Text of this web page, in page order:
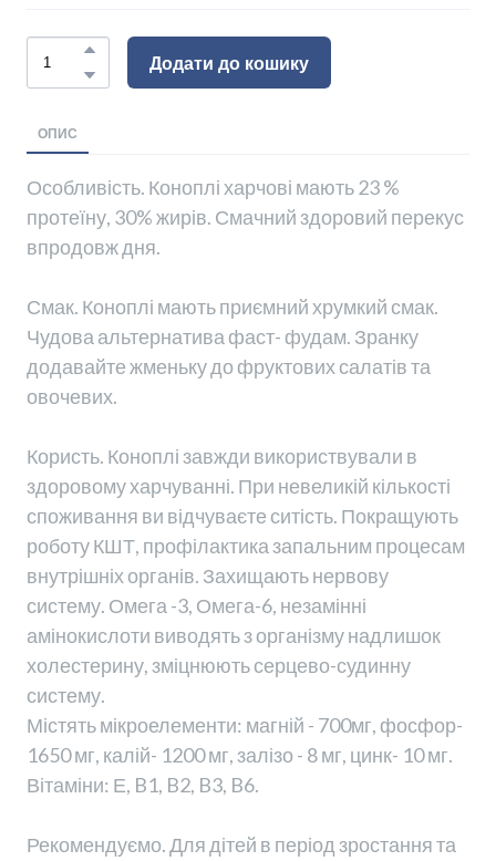
Додати до кошику
ОПИС
Особливість. Коноплі харчові мають 23 %
протеїну, 30% жирів. Смачний здоровий перекус
впродовж дня.
Смак. Коноплі мають приємний хрумкий смак.
Чудова альтернатива фаст- фудам. Зранку
додавайте жменьку до фруктових салатів та
овочевих.
Користь. Коноплі завжди використвували в
здоровому харчуванні. При невеликій кількості
споживання ви відчуваєте ситість. Покращують
роботу КШТ, профілактика запальним процесам
внутрішніх органів. Захищають нервову
систему. Омега -3, Омега-6, незамінні
амінокислоти виводять з організму надлишок
холестерину, зміцнюють серцево-судинну
систему.
Містять мікроелементи: магній - 700мг, фосфор-
1650 мг, калій- 1200 мг, залізо - 8 мг, цинк- 10 мг.
Вітаміни: Е, B1, B2, B3, B6.
Рекомендуємо. Для дітей в період зростання та